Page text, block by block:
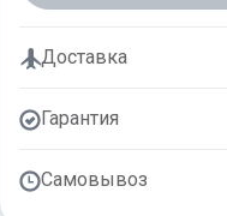
Доставка
Гарантия
Самовывоз